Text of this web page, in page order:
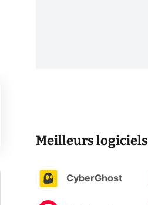
Meilleurs logiciels
CyberGhost